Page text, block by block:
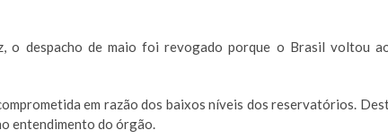
o despacho de maio foi revogado porque o Brasil voltou
em razão dos baixos níveis dos reservatórios.
entendimento do órgão.